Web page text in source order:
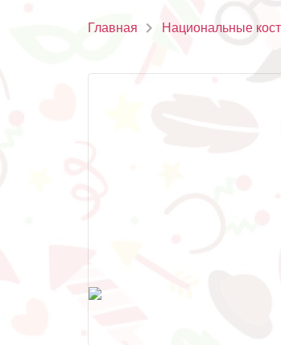
Главная Национальные